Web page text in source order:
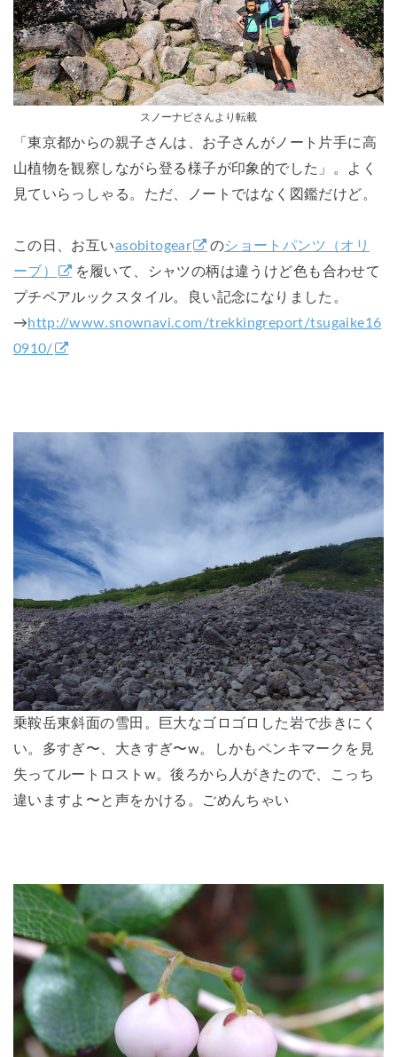
スノーナビさんより転載
「東京都からの親子さんは、お子さんがノート片手に高
山植物を観察しながら登る様子が印象的でした」。よく
見ていらっしゃる。ただ、ノートではなく図鑑だけど。
この日、お互いasobitogear のショートパンツ（オリ
ーブ）
を履いて、シャツの柄は違うけど色も合わせて
プチペアルックスタイル。良い記念になりました。
→http://www.snownavi.com/trekkingreport/tsugaike16
0910/
乗鞍岳東斜面の雪田。巨大なゴロゴロした岩で歩きにく
い。多すぎ〜、大きすぎ〜w。しかもペンキマークを見
失ってルートロストw。後ろから人がきたので、こっち
違いますよ〜と声をかける。ごめんちゃい